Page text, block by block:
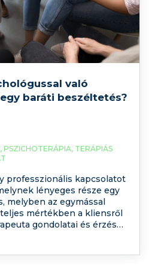
való
baráti beszéltetés?
, PSZICHOTERÁPIA, TERÁPIÁS
professzionális kapcsolatot
lényeges része egy
melyben az egymással
mértékben a kliensről
gondolatai és érzései
csak annyiban
A terápiás munka célja